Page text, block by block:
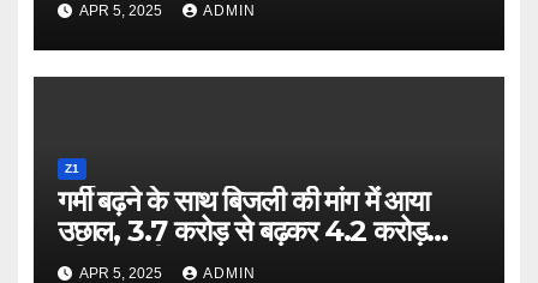
APR 5, 2025 ADMIN
Z1
गर्मी बढ़ने के साथ बिजली की मांग में आया
उछाल, 3.7 करोड़ से बढ़कर 4.2 करोड़
यूनिट पहुंची
APR 5, 2025 ADMIN